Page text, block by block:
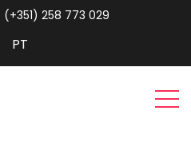
(+351) 258 773 029